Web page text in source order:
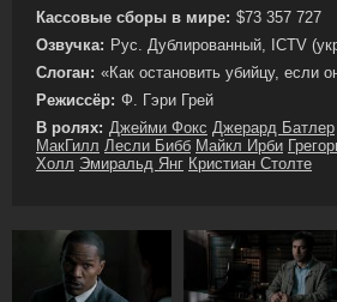
Кассовые сборы в мире: $73 357 727
Озвучка: Рус. Дублированный, ICTV
Слоган: «Как остановить убийцу, если
Режиссёр: Ф. Гэри Грей
В ролях: Джейми Фокс Джерард Батлер
МакГилл Лесли Бибб Майкл Ирби
Холл Эмиральд Янг Кристиан Столте